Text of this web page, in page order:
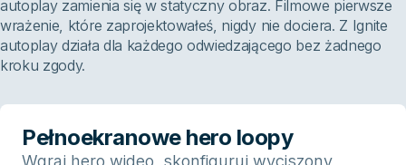
autoplay zamienia się w statyczny obraz. Filmowe pierwsze
wrażenie, które zaprojektowałeś, nigdy nie dociera. Z Ignite
autoplay działa dla każdego odwiedzającego bez żadnego
kroku zgody.
Pełnoekranowe hero loopy
Wgraj hero wideo, skonfiguruj wyciszony